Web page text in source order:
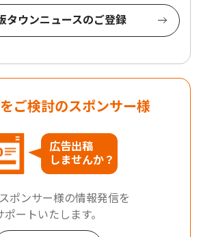
タウンニュースのご登録
ご検討のスポンサー様
広告出稿
しませんか？
ポンサー様の情報発信を
ポートいたします。